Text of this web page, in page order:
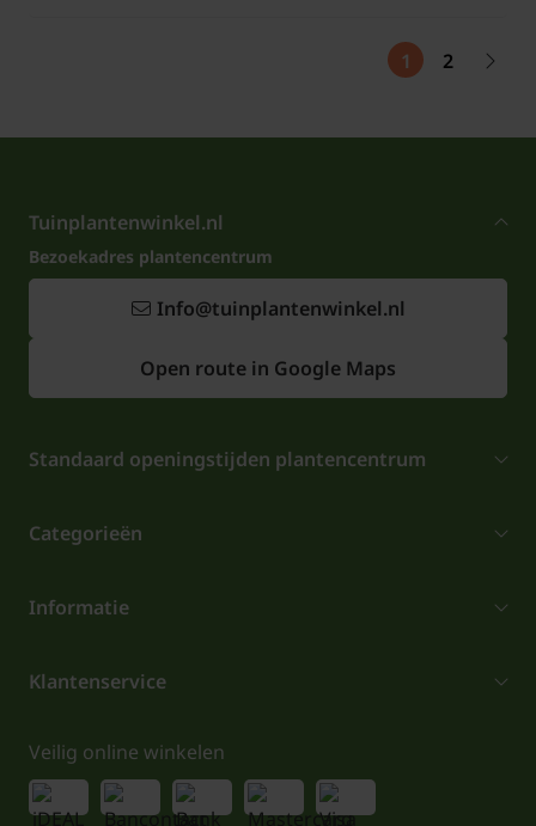
1 2
Tuinplantenwinkel.nl
Bezoekadres plantencentrum
Info@tuinplantenwinkel.nl
Open route in Google Maps
Standaard openingstijden plantencentrum
Categorieën
Informatie
Klantenservice
Veilig online winkelen